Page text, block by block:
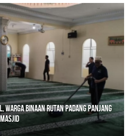
Binaan Rutan Padang Panjang